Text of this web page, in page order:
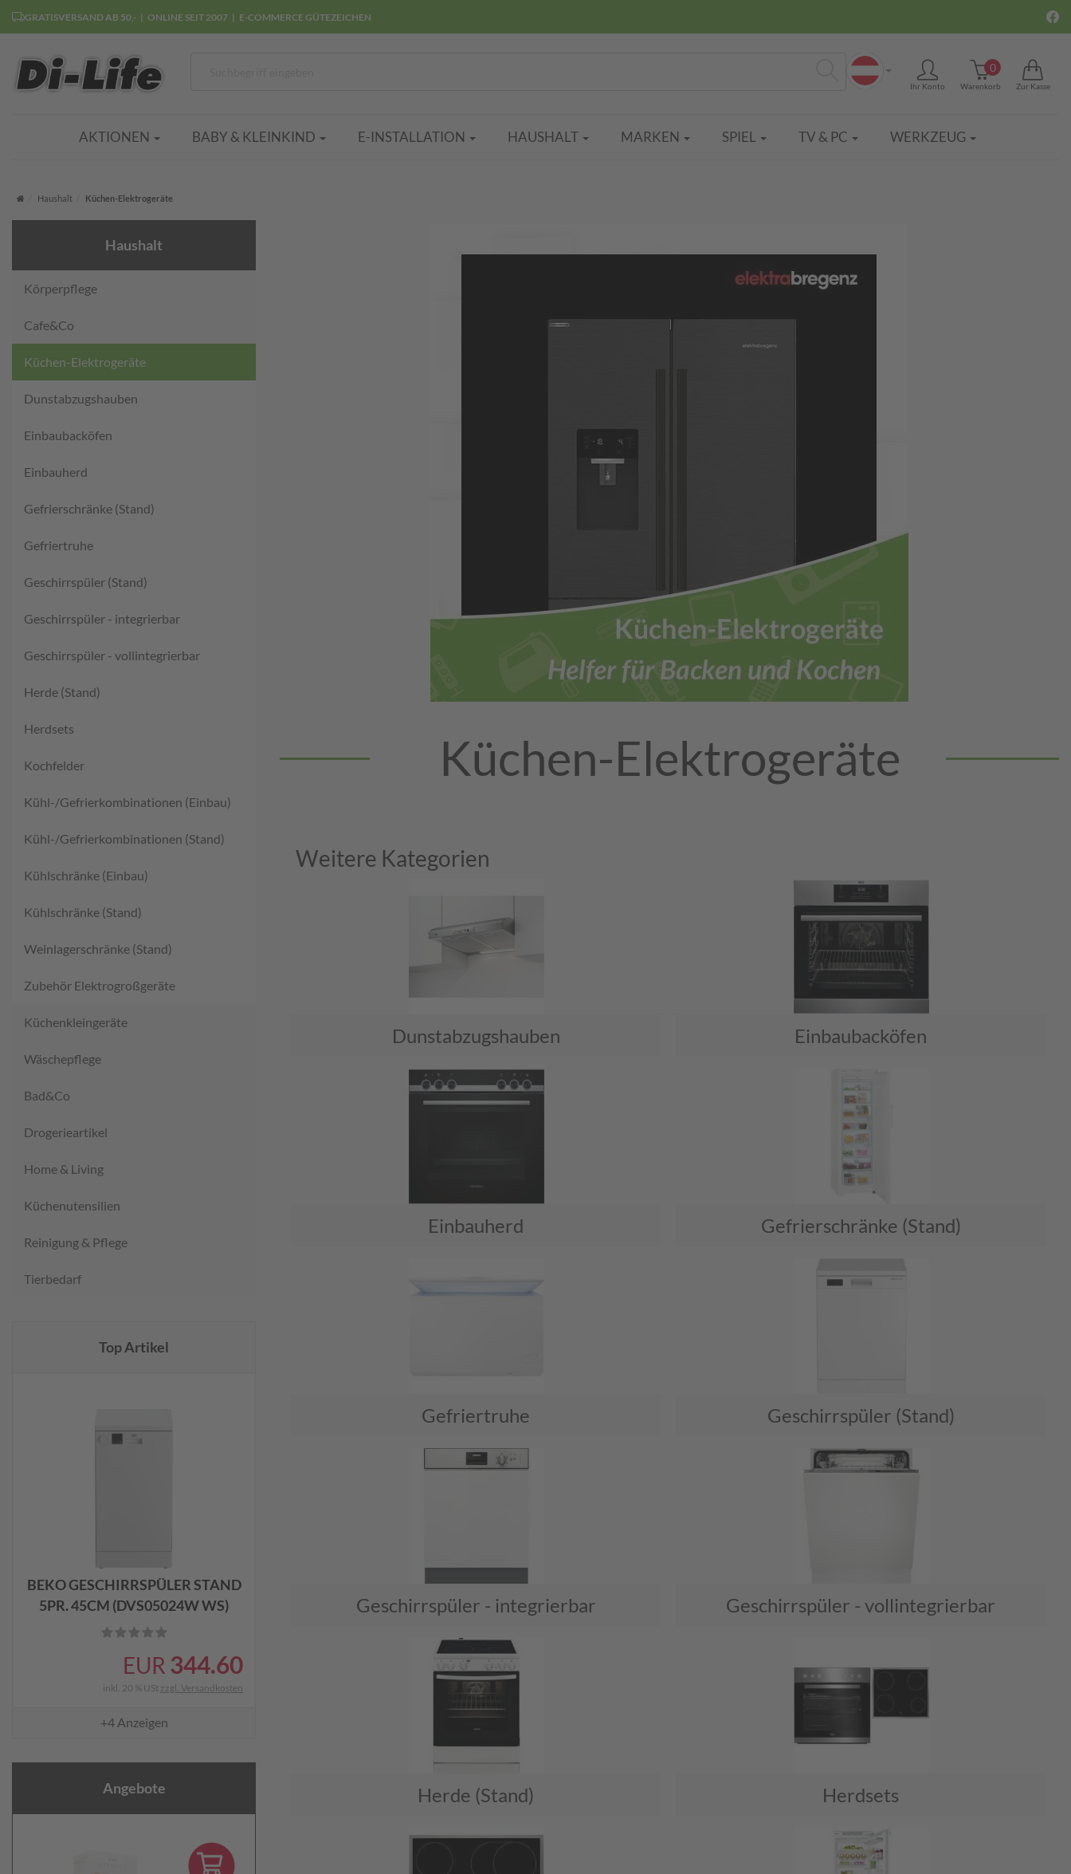
GRATISVERSAND AB 50,- ONLINE SEIT 2007 E-COMMERCE GÜTEZEICHEN
Suchen Ihr Konto Warenkorb
0
Zur Kasse
AKTIONEN BABY & KLEINKIND E-INSTALLATION HAUSHALT MARKEN SPIEL TV & PC WERKZEUG
Startseite
Haushalt Küchen-Elektrogeräte
Haushalt
Körperpflege
Cafe&Co
Küchen-Elektrogeräte
Dunstabzugshauben
Einbaubacköfen
Einbauherd
Gefrierschränke (Stand)
Gefriertruhe
Geschirrspüler (Stand)
Geschirrspüler - integrierbar
Geschirrspüler - vollintegrierbar
Herde (Stand)
Herdsets
Kochfelder
Kühl-/Gefrierkombinationen (Einbau)
Kühl-/Gefrierkombinationen (Stand)
Kühlschränke (Einbau)
Kühlschränke (Stand)
Weinlagerschränke (Stand)
Zubehör Elektrogroßgeräte
Küchenkleingeräte
Wäschepflege
Bad&Co
Drogerieartikel
Home & Living
Küchenutensilien
Reinigung & Pflege
Tierbedarf
Top Artikel
BEKO GESCHIRRSPÜLER STAND
5PR. 45CM (DVS05024W WS)
EUR 344.60
inkl. 20 % USt zzgl. Versandkosten
+4Anzeigen
Angebote
Küchen-Elektrogeräte
Weitere Kategorien
Dunstabzugshauben Einbaubacköfen
Einbauherd Gefrierschränke (Stand)
Gefriertruhe Geschirrspüler (Stand)
Geschirrspüler - integrierbar Geschirrspüler - vollintegrierbar
Herde (Stand) Herdsets